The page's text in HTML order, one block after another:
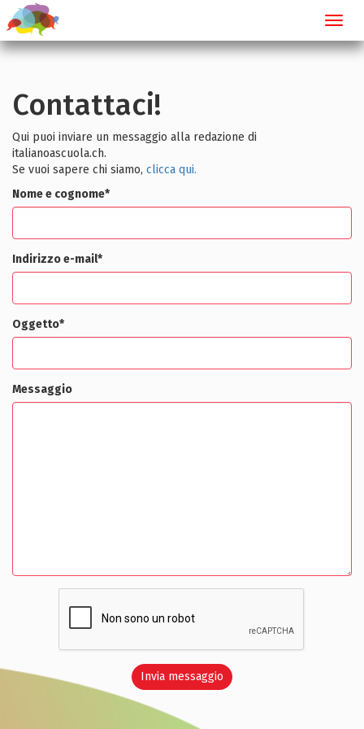
Contattaci!
Qui puoi inviare un messaggio alla redazione di
italianoascuola.ch.
Se vuoi sapere chi siamo, clicca qui.
Nome e cognome*
Indirizzo e-mail*
Oggetto*
Messaggio
Invia messaggio